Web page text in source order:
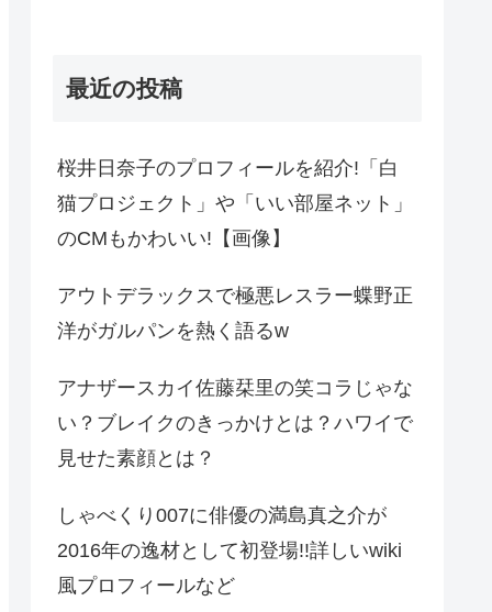
最近の投稿
桜井日奈子のプロフィールを紹介!「白
猫プロジェクト」や「いい部屋ネット」
のCMもかわいい!【画像】
アウトデラックスで極悪レスラー蝶野正
洋がガルパンを熱く語るw
アナザースカイ佐藤栞里の笑コラじゃな
い？ブレイクのきっかけとは？ハワイで
見せた素顔とは？
しゃべくり007に俳優の満島真之介が
2016年の逸材として初登場!!詳しいwiki
風プロフィールなど